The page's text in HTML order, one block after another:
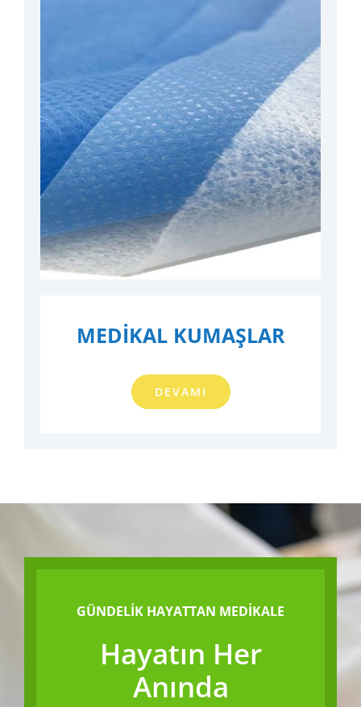
MEDİKAL KUMAŞLAR
DEVAMI
GÜNDELİK HAYATTAN MEDİKALE
Hayatın Her
Anında